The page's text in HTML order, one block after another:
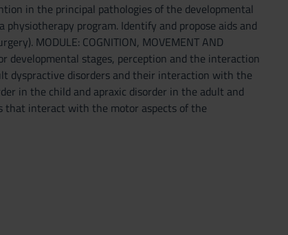
in the principal pathologies of the developmental
program. Identify and propose aids and
MODULE: COGNITION, MOVEMENT AND
developmental stages, perception and the interaction
dyspractive disorders and their interaction with the
in the child and apraxic disorder in the adult and
interact with the motor aspects of the